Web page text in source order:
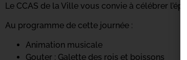
Le CCAS de la Ville vous convie à célébrer
Au programme de cette journée :
Animation musicale
Gouter : Galette des rois et boissons